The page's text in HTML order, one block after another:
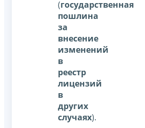
(государственная
пошлина
за
внесение
изменений
в
реестр
лицензий
в
других
случаях).